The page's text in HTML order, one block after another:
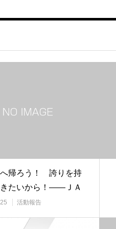
帰ろう！ 誇りを持
きたいから！――ＪＡ
航空政策…
活動報告